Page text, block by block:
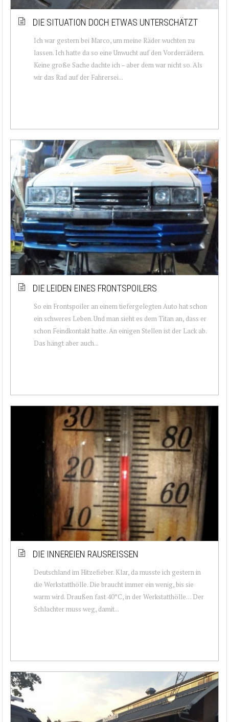
DIE SITUATION DOCH ETWAS UNTERSCHÄTZT
Ich war gestern bei Marco, um meine Räder wuchten zu
lassen. Ich hatte da so eine Unwucht auf den Vorderrädern.
Keine große Sache dachte ich – aber dem war nicht so. Als
wir das Rad auf der Fahrersei...
DIE LEIDEN EINES FRONTSPOILERS
So ein Frontspoiler an einem tiefergelegten Auto hat schon
ein schweres Leben. Und man sieht es dem Titan an, dass er
schon Feindkontakt hatte. An einigen Stellen ist der Lack ab.
Das hängt aber auch...
DIE INNEREIEN RAUSREISSEN
Deutschland im Hitzefieber. Klar, da musste ich gestern in
die Werkstatthölle. Die braucht immer ein wenig, bis sie
warm wird. Draußen fast 40°C, in der Werkstatthölle… Der
Schlachter muss weg, damit...